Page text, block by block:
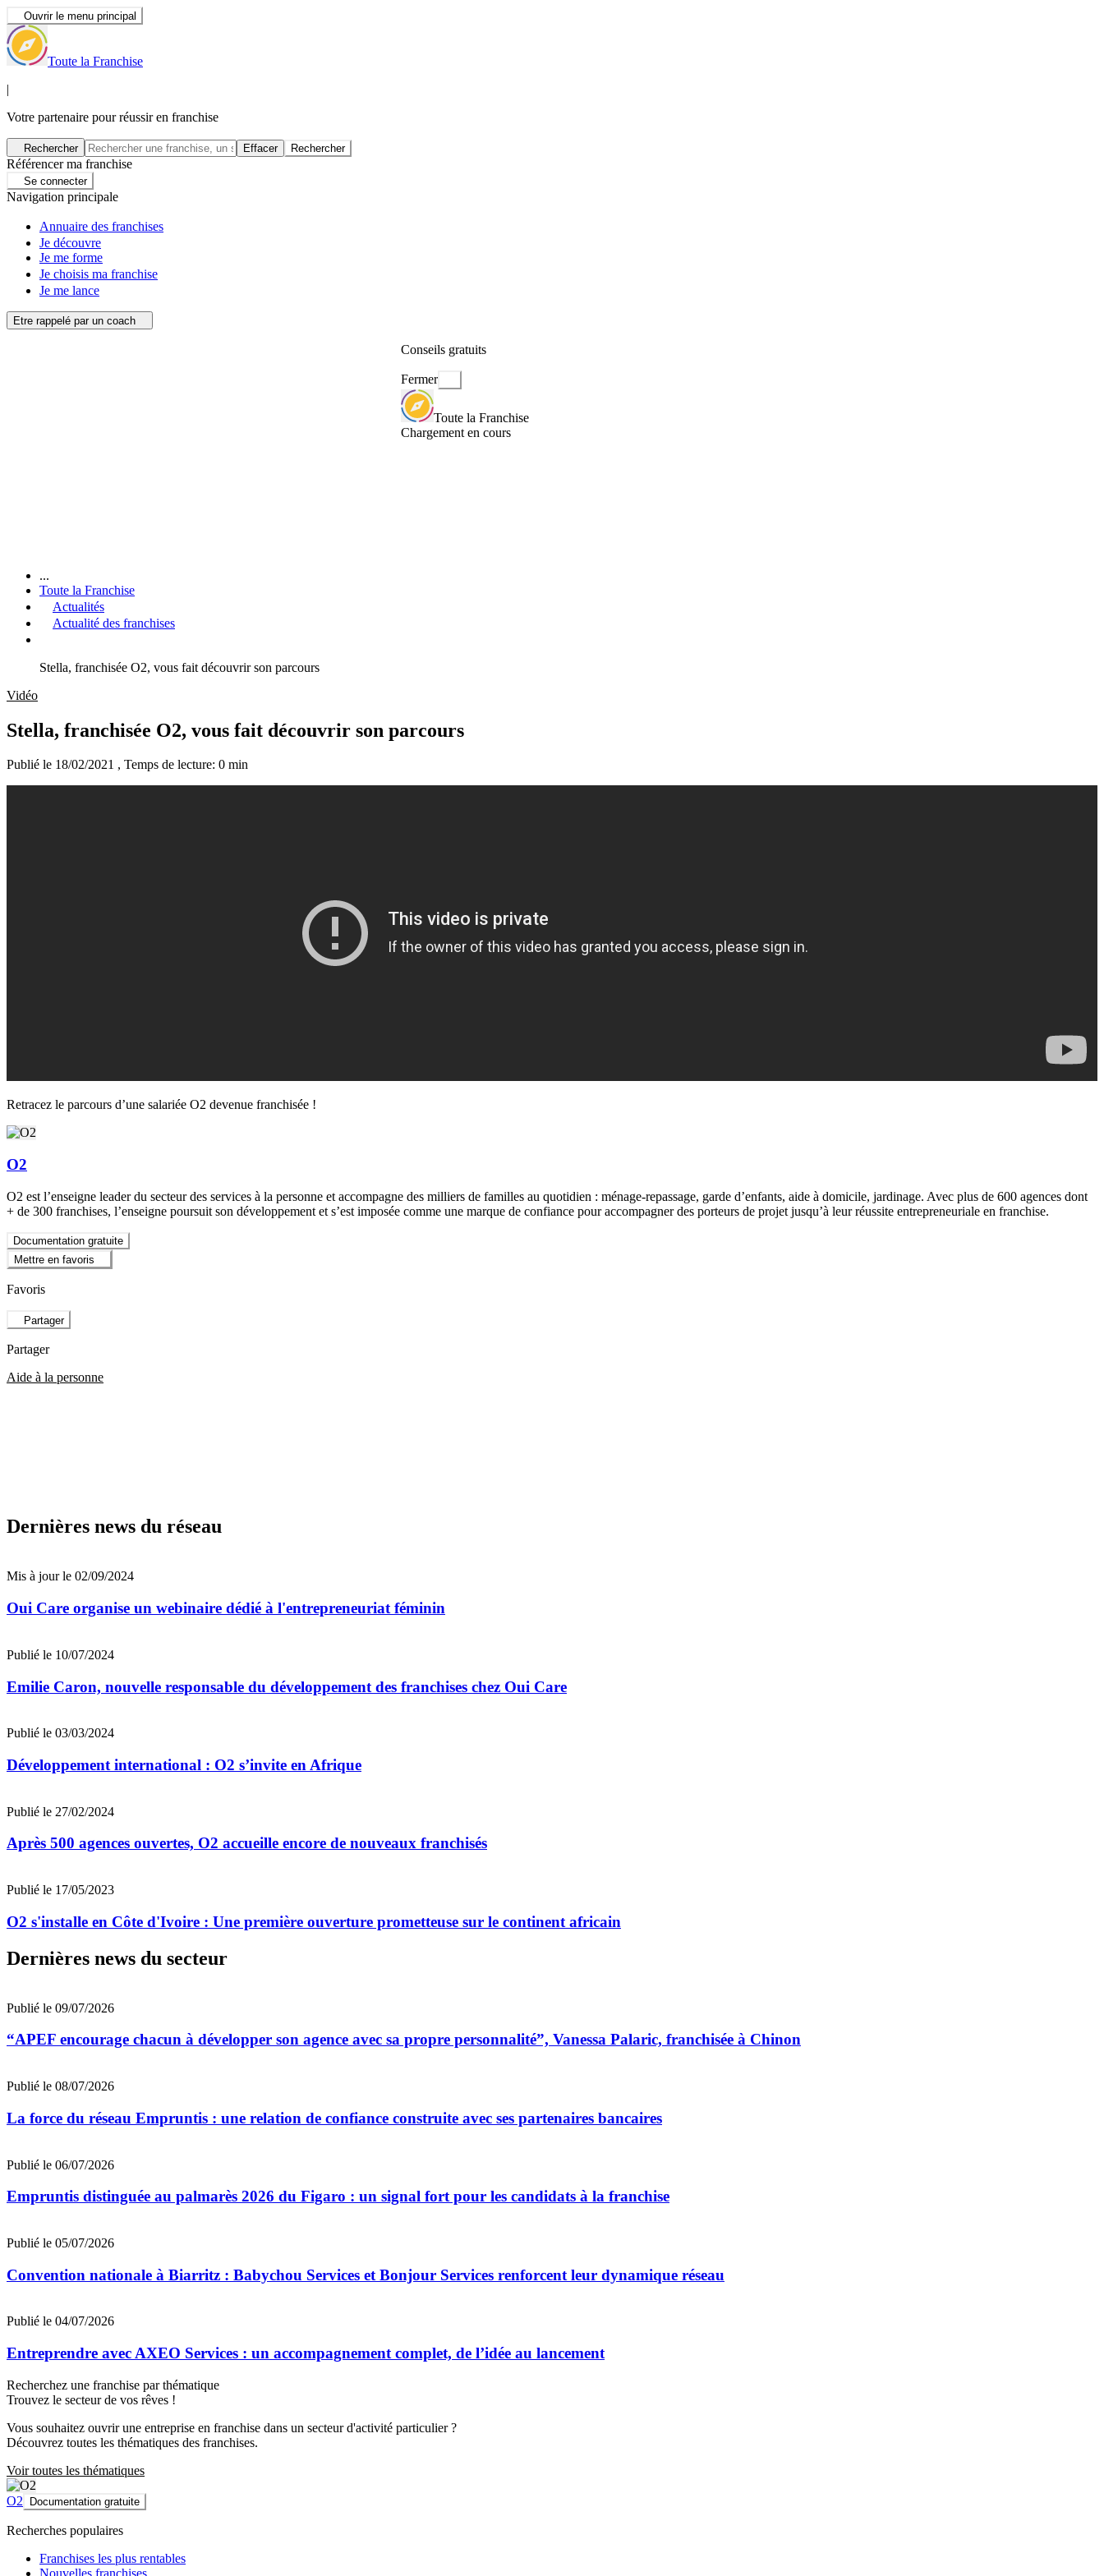
Ouvrir le menu principal
Toute la Franchise
|
Votre partenaire pour réussir en franchise
Rechercher Effacer Rechercher
Référencer ma franchise
Se connecter
Navigation principale
Annuaire des franchises
Je découvre
Je me forme
Je choisis ma franchise
Je me lance
Etre rappelé par un coach
Conseils gratuits
Fermer
Toute la Franchise
Chargement en cours
...
Toute la Franchise
Actualités
Actualité des franchises
Stella, franchisée O2, vous fait découvrir son parcours
Vidéo
Stella, franchisée O2, vous fait découvrir son parcours
Publié le 18/02/2021 , Temps de lecture: 0 min
Retracez le parcours d’une salariée O2 devenue franchisée !
O2
O2 est l’enseigne leader du secteur des services à la personne et accompagne des milliers de familles au quotidien : ménage-repassage, garde d’enfants, aide à domicile, jardinage. Avec plus de 600 agences dont
+ de 300 franchises, l’enseigne poursuit son développement et s’est imposée comme une marque de confiance pour accompagner des porteurs de projet jusqu’à leur réussite entrepreneuriale en franchise.
Documentation gratuite
Mettre en favoris
Favoris
Partager
Partager
Aide à la personne
Dernières news du réseau
Mis à jour le 02/09/2024
Oui Care organise un webinaire dédié à l'entrepreneuriat féminin
Publié le 10/07/2024
Emilie Caron, nouvelle responsable du développement des franchises chez Oui Care
Publié le 03/03/2024
Développement international : O2 s’invite en Afrique
Publié le 27/02/2024
Après 500 agences ouvertes, O2 accueille encore de nouveaux franchisés
Publié le 17/05/2023
O2 s'installe en Côte d'Ivoire : Une première ouverture prometteuse sur le continent africain
Dernières news du secteur
Publié le 09/07/2026
“APEF encourage chacun à développer son agence avec sa propre personnalité”, Vanessa Palaric, franchisée à Chinon
Publié le 08/07/2026
La force du réseau Empruntis : une relation de confiance construite avec ses partenaires bancaires
Publié le 06/07/2026
Empruntis distinguée au palmarès 2026 du Figaro : un signal fort pour les candidats à la franchise
Publié le 05/07/2026
Convention nationale à Biarritz : Babychou Services et Bonjour Services renforcent leur dynamique réseau
Publié le 04/07/2026
Entreprendre avec AXEO Services : un accompagnement complet, de l’idée au lancement
Recherchez une franchise par thématique
Trouvez le secteur de vos rêves !
Vous souhaitez ouvrir une entreprise en franchise dans un secteur d'activité particulier ?
Découvrez toutes les thématiques des franchises.
Voir toutes les thématiques
O2 Documentation gratuite
Recherches populaires
Franchises les plus rentables
Nouvelles franchises